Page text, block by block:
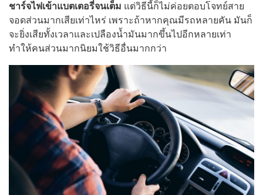
ชาร์จไฟเข้าแบตเตอรี่จนเต็ม แต่วิธีนี้ก็ไม่ค่อยตอบโจทย์สาย
จอดส่วนมากเสียเท่าไหร่ เพราะถ้าหากคุณมีรถหลายคัน มันก็
จะยิ่งเสียทั้งเวลาและเปลืองน้ำมันมากขึ้นไปอีกหลายเท่า
ทำให้คนส่วนมากนิยมใช้วิธีอื่นมากกว่า